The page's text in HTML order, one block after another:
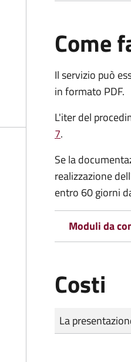
Come
Il servizio può
in formato PDF.
L'iter del
7.
Se la
realizzazione
entro 60 giorni
Moduli da
Costi
Tipo di
Importo
La